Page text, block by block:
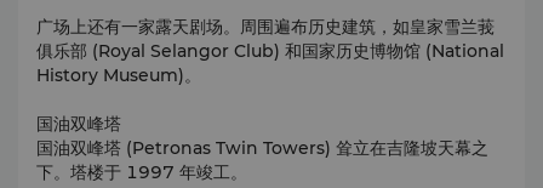
广场上还有一家露天剧场。周围遍布历史建筑，如皇家雪兰莪
俱乐部 (Royal Selangor Club) 和国家历史博物馆 (National
History Museum)。
国油双峰塔
国油双峰塔 (Petronas Twin Towers) 耸立在吉隆坡天幕之
下。塔楼于 1997 年竣工。